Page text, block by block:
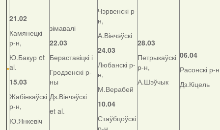
21.02
Камянецкі
р-н,
Ю.Бакур et
al.
15.03
Жабінкаўскі
р-н,
Ю.Янкевіч
зімавалі
22.03
Бераставіцкі і
Гродзенскі р-
ны
Дз.Вінчэўскі
et al.
Чэрвенскі р-
н,
А.Вінчэўскі
24.03
Любанскі р-
н,
М.Верабей
10.04
Стаўбцоўскі
р-н,
28.03
Петрыкаўскі
р-н,
А.Шэўчык
06.04
Расонскі р-
Дз.Кіцель